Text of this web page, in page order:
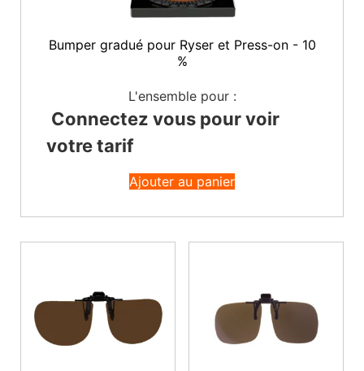
Bumper gradué pour Ryser et Press-on - 10
%
L'ensemble pour :
Connectez vous pour voir
votre tarif
Ajouter au panier